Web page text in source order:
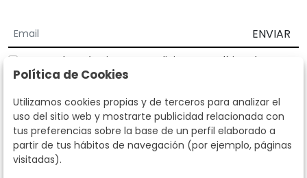
ENVIAR
Acepto los Términos y Condiciones
Política de
privacidad
Según la LOPD y disposiciones de desarrollo, informamos que sus
datos personales serán tratados por parte de Subastas Segre con la
finalidad de gestionar la relación comercial. Puede ejercitar los
derechos de acceso, rectificación, cancelación, oposición y demás
derechos en los términos establecidos en la normativa vigente
dirigiéndote a nosotros. Asimismo, nos puede solicitar el envío de
Política de Cookies
Utilizamos cookies propias y de terceros para analizar el
uso del sitio web y mostrarte publicidad relacionada con
tus preferencias sobre la base de un perfil elaborado a
partir de tus hábitos de navegación (por ejemplo, páginas
visitadas).